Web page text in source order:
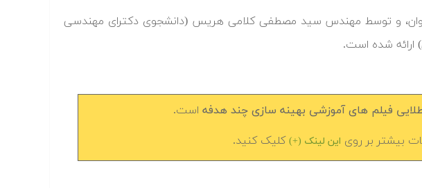
و توسط مهندس سید مصطفی کلامی هریس (دانشجوی دکترای مهندسی
ارائه شده است.
فیلم های آموزشی بهینه سازی چند هدفه است.
بیشتر بر روی این لینک (+) کلیک کنید.